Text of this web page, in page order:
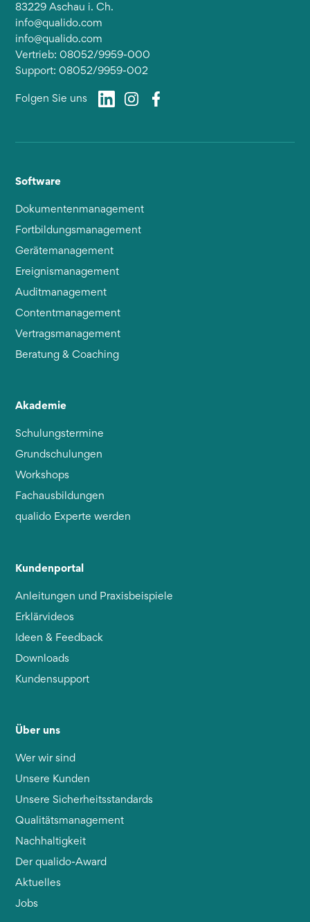
83229 Aschau i. Ch.
info@qualido.com
info@qualido.com
Vertrieb: 08052/9959-000
Support: 08052/9959-002
Folgen Sie uns
Software
Dokumentenmanagement
Fortbildungsmanagement
Gerätemanagement
Ereignismanagement
Auditmanagement
Contentmanagement
Vertragsmanagement
Beratung & Coaching
Akademie
Schulungstermine
Grundschulungen
Workshops
Fachausbildungen
qualido Experte werden
Kundenportal
Anleitungen und Praxisbeispiele
Erklärvideos
Ideen & Feedback
Downloads
Kundensupport
Über uns
Wer wir sind
Unsere Kunden
Unsere Sicherheitsstandards
Qualitätsmanagement
Nachhaltigkeit
Der qualido-Award
Aktuelles
Jobs